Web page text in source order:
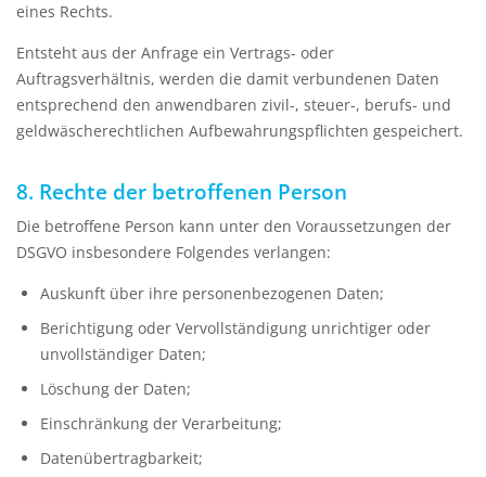
eines Rechts.
Entsteht aus der Anfrage ein Vertrags- oder
Auftragsverhältnis, werden die damit verbundenen Daten
entsprechend den anwendbaren zivil-, steuer-, berufs- und
geldwäscherechtlichen Aufbewahrungspflichten gespeichert.
8. Rechte der betroffenen Person
Die betroffene Person kann unter den Voraussetzungen der
DSGVO insbesondere Folgendes verlangen:
Auskunft über ihre personenbezogenen Daten;
Berichtigung oder Vervollständigung unrichtiger oder
unvollständiger Daten;
Löschung der Daten;
Einschränkung der Verarbeitung;
Datenübertragbarkeit;